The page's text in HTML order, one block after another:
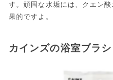
す。頑固な水垢には、クエン
果的ですよ。
カインズの浴室ブラシ